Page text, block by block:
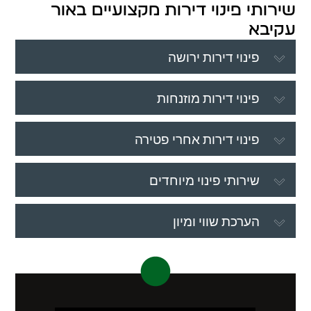
שירותי פינוי דירות מקצועיים באור
עקיבא
פינוי דירות ירושה
פינוי דירות מוזנחות
פינוי דירות אחרי פטירה
שירותי פינוי מיוחדים
הערכת שווי ומיון